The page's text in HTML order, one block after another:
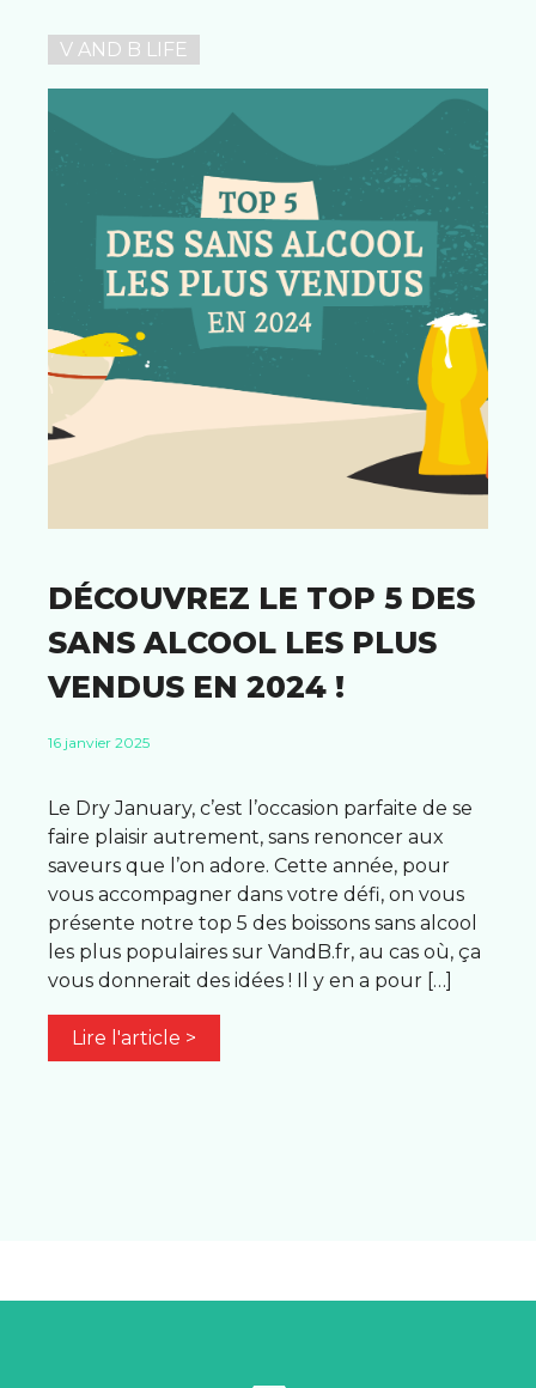
V AND B LIFE
DÉCOUVREZ LE TOP 5 DES
SANS ALCOOL LES PLUS
VENDUS EN 2024 !
16 janvier 2025
Le Dry January, c’est l’occasion parfaite de se
faire plaisir autrement, sans renoncer aux
saveurs que l’on adore. Cette année, pour
vous accompagner dans votre défi, on vous
présente notre top 5 des boissons sans alcool
les plus populaires sur VandB.fr, au cas où, ça
vous donnerait des idées ! Il y en a pour […]
Lire l'article >